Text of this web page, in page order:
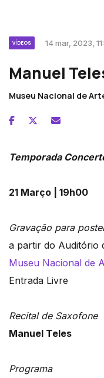
VÍDEOS 14 mar, 2023,
Manuel
Museu Nacional de
Temporada
21 Março | 19h00
Gravação para
a partir do Auditório
Museu Nacional de
Entrada Livre
Recital de Saxofone
Manuel Teles
Programa